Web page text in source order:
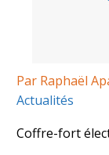
Par Raphaël
Actualités
Coffre-fort